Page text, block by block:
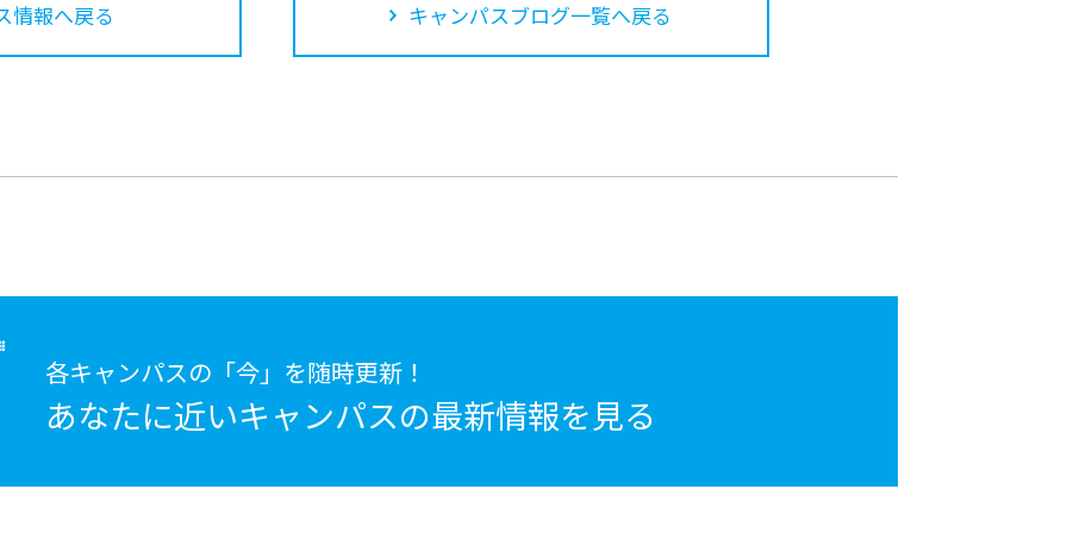
情報へ戻る キャンパスブログ一覧へ戻る
各キャンパスの「今」を随時更新！
あなたに近いキャンパスの最新情報を見る